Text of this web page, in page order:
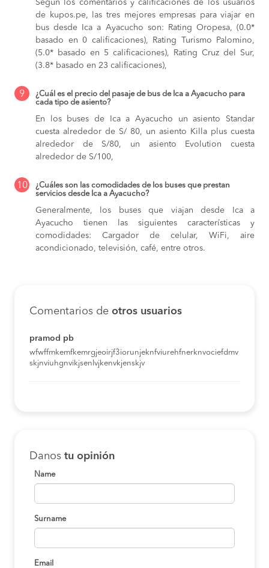
Según los comentarios y calificaciones de los usuarios
de kupos.pe, las tres mejores empresas para viajar en
bus desde Ica a Ayacucho son: Rating Oropesa, (0.0*
basado en 0 calificaciones), Rating Turismo Palomino,
(5.0* basado en 5 calificaciones), Rating Cruz del Sur,
(3.8* basado en 23 calificaciones),
9
¿Cuál es el precio del pasaje de bus de Ica a Ayacucho para
cada tipo de asiento?
En los buses de Ica a Ayacucho un asiento Standar
cuesta alrededor de S/ 80, un asiento Killa plus cuesta
alrededor de S/80, un asiento Evolution cuesta
alrededor de S/100,
10
¿Cuáles son las comodidades de los buses que prestan
servicios desde Ica a Ayacucho?
Generalmente, los buses que viajan desde Ica a
Ayacucho tienen las siguientes características y
comodidades: Cargador de celular, WiFi, aire
acondicionado, televisión, café, entre otros.
Comentarios de otros usuarios
pramod pb
wfwffmkemfkemrgjeoirjf3iorunjeknfviurehfnerknvociefdmv
skjnviuhgnvikjsenlvjkenvkjenskjv
Danos tu opinión
Name
Surname
Email